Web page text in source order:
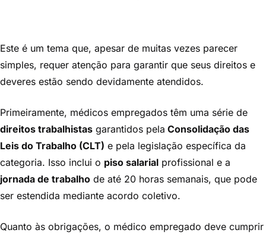
Este é um tema que, apesar de muitas vezes parecer
simples, requer atenção para garantir que seus direitos e
deveres estão sendo devidamente atendidos.
Primeiramente, médicos empregados têm uma série de
direitos trabalhistas garantidos pela Consolidação das
Leis do Trabalho (CLT) e pela legislação específica da
categoria. Isso inclui o piso salarial profissional e a
jornada de trabalho de até 20 horas semanais, que pode
ser estendida mediante acordo coletivo.
Quanto às obrigações, o médico empregado deve cumprir